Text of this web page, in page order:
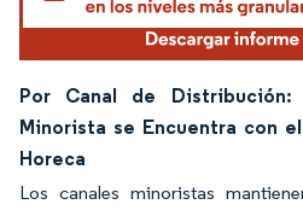
Por Canal de Distribución:
Minorista se Encuentra con
Horeca
Los canales minoristas